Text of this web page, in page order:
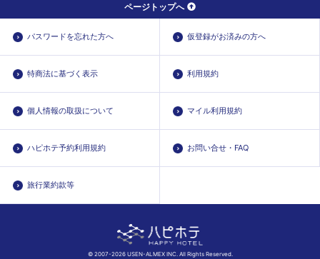
ページトップへ
パスワードを忘れた方へ 仮登録がお済みの方へ
特商法に基づく表示 利用規約
個人情報の取扱について マイル利用規約
ハピホテ予約利用規約 お問い合せ・FAQ
旅行業約款等
© 2007-2026 USEN-ALMEX INC. All Rights Reserved.